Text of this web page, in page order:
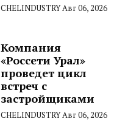
CHELINDUSTRYАвг 06, 2026
Компания
«Россети Урал»
проведет цикл
встреч с
застройщиками
CHELINDUSTRYАвг 06, 2026